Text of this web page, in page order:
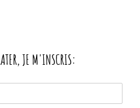
JE M'INSCRIS: